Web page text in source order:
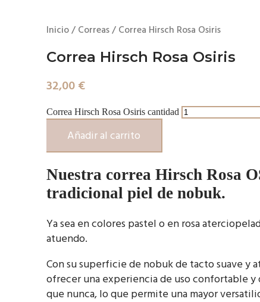
Inicio/ Correas/ Correa Hirsch Rosa Osiris
Correa Hirsch Rosa Osiris
32,00 €
Correa Hirsch Rosa Osiris cantidad
Añadir al carrito
Nuestra correa Hirsch Rosa
tradicional piel de nobuk.
Ya sea en colores pastel o en rosa
atuendo.
Con su superficie de nobuk de tacto suave y
ofrecer una experiencia de uso confortable y
que nunca, lo que permite una mayor